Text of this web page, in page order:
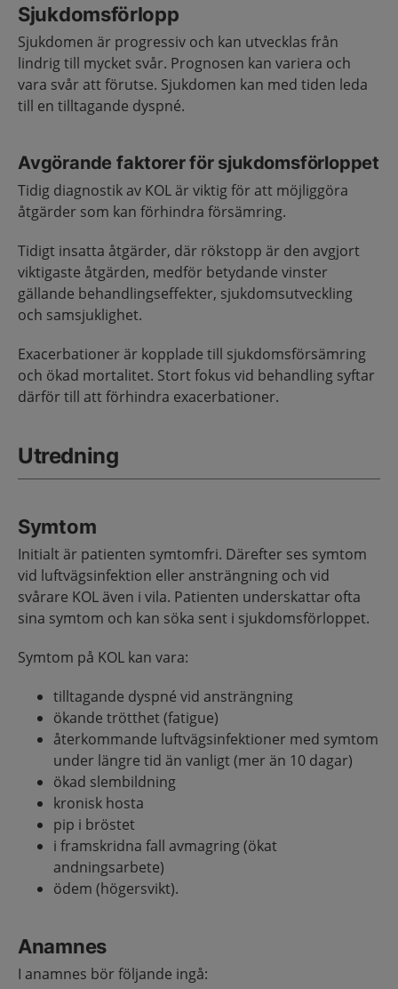
Sjukdomsförlopp
Sjukdomen är progressiv och kan utvecklas från
lindrig till mycket svår. Prognosen kan variera och
vara svår att förutse. Sjukdomen kan med tiden leda
till en tilltagande dyspné.
Avgörande faktorer för sjukdomsförloppet
Tidig diagnostik av KOL är viktig för att möjliggöra
åtgärder som kan förhindra försämring.
Tidigt insatta åtgärder, där rökstopp är den avgjort
viktigaste åtgärden, medför betydande vinster
gällande behandlingseffekter, sjukdomsutveckling
och samsjuklighet.
Exacerbationer är kopplade till sjukdomsförsämring
och ökad mortalitet. Stort fokus vid behandling syftar
därför till att förhindra exacerbationer.
Utredning
Symtom
Initialt är patienten symtomfri. Därefter ses symtom
vid luftvägsinfektion eller ansträngning och vid
svårare KOL även i vila. Patienten underskattar ofta
sina symtom och kan söka sent i sjukdomsförloppet.
Symtom på KOL kan vara:
tilltagande dyspné vid ansträngning
ökande trötthet (fatigue)
återkommande luftvägsinfektioner med symtom
under längre tid än vanligt (mer än 10 dagar)
ökad slembildning
kronisk hosta
pip i bröstet
i framskridna fall avmagring (ökat
andningsarbete)
ödem (högersvikt).
Anamnes
I anamnes bör följande ingå: